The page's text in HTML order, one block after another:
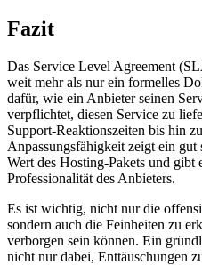
Fazit
Das Service Level Agreement
weit mehr als nur ein formelles
dafür, wie ein Anbieter seinen
verpflichtet, diesen Service zu
Support-Reaktionszeiten bis hin
Anpassungsfähigkeit zeigt ein
Wert des Hosting-Pakets und
Professionalität des Anbieters.
Es ist wichtig, nicht nur die
sondern auch die Feinheiten zu
verborgen sein können. Ein
nicht nur dabei, Enttäuschungen